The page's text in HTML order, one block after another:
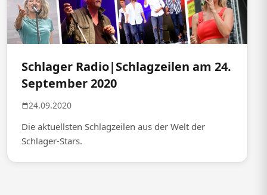
Schlager Radio|Schlagzeilen am 24.
September 2020
24.09.2020
Die aktuellsten Schlagzeilen aus der Welt der
Schlager-Stars.